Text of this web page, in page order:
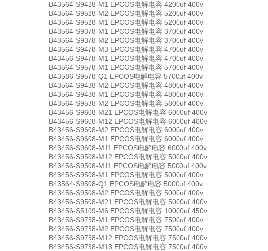
B43564-S9428-M1 EPCOS电解电容 4200uf 400v
B43564-S9528-M2 EPCOS电解电容 5200uf 400v
B43564-S9528-M1 EPCOS电解电容 5200uf 400v
B43564-S9378-M1 EPCOS电解电容 3700uf 400v
B43564-S9378-M2 EPCOS电解电容 3700uf 400v
B43564-S9478-M3 EPCOS电解电容 4700uf 400v
B43456-S9478-M1 EPCOS电解电容 4700uf 400v
B43564-S9578-M1 EPCOS电解电容 5700uf 400v
B43586-S9578-Q1 EPCOS电解电容 5700uf 400v
B43564-S9488-M2 EPCOS电解电容 4800uf 400v
B43564-S9488-M1 EPCOS电解电容 4800uf 400v
B43564-S9588-M2 EPCOS电解电容 5800uf 400v
B43456-S9608-M21 EPCOS电解电容 6000uf 400v
B43456-S9608-M12 EPCOS电解电容 6000uf 400v
B43456-S9608-M2 EPCOS电解电容 6000uf 400v
B43456-S9608-M1 EPCOS电解电容 6000uf 400v
B43456-S9608-M11 EPCOS电解电容 6000uf 400v
B43456-S9508-M12 EPCOS电解电容 5000uf 400v
B43456-S9508-M11 EPCOS电解电容 5000uf 400v
B43456-S9508-M1 EPCOS电解电容 5000uf 400v
B43564-S9508-Q1 EPCOS电解电容 5000uf 400v
B43456-S9508-M2 EPCOS电解电容 5000uf 400v
B43456-S9508-M21 EPCOS电解电容 5000uf 400v
B43456-S5109-M6 EPCOS电解电容 10000uf 450v
B43456-S9758-M1 EPCOS电解电容 7500uf 400v
B43456-S9758-M2 EPCOS电解电容 7500uf 400v
B43456-S9758-M12 EPCOS电解电容 7500uf 400v
B43456-S9758-M13 EPCOS电解电容 7500uf 400v